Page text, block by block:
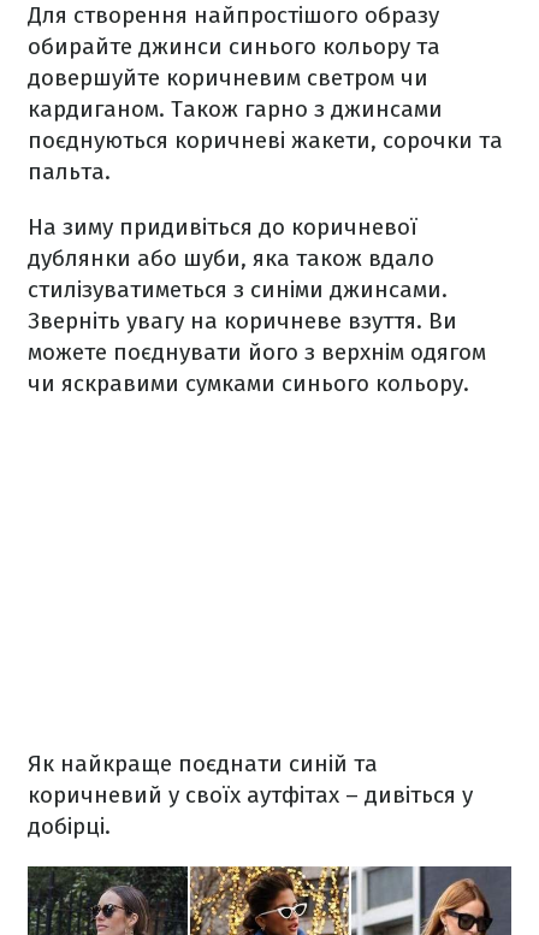
Для створення найпростішого образу
обирайте джинси синього кольору та
довершуйте коричневим светром чи
кардиганом. Також гарно з джинсами
поєднуються коричневі жакети, сорочки та
пальта.
На зиму придивіться до коричневої
дублянки або шуби, яка також вдало
стилізуватиметься з синіми джинсами.
Зверніть увагу на коричневе взуття. Ви
можете поєднувати його з верхнім одягом
чи яскравими сумками синього кольору.
Як найкраще поєднати синій та
коричневий у своїх аутфітах – дивіться у
добірці.